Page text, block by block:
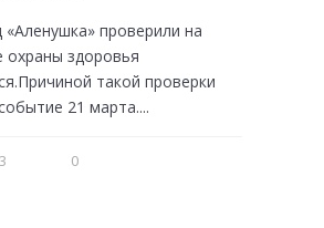
«Аленушка» проверили на
охраны здоровья
такой проверки
21 марта....
0